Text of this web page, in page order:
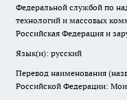
Федеральной службой по
технологий и массовых
Российская Федерация и
Язык(и): русский
Перевод наименования
Российской Федерации: